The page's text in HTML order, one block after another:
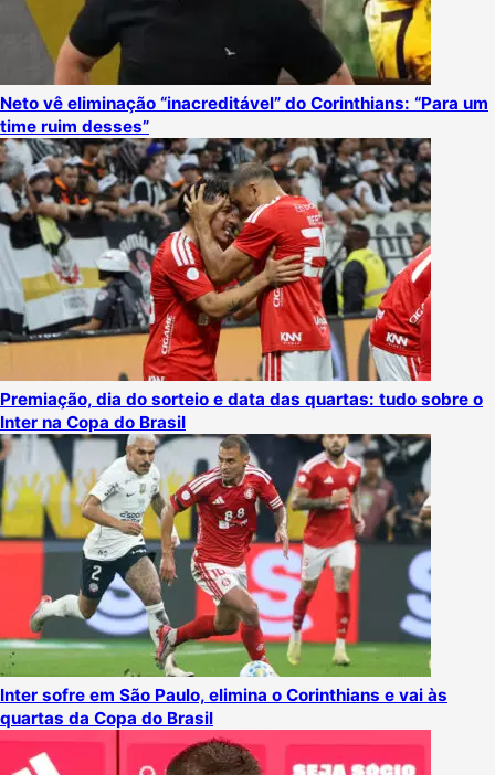
Neto vê eliminação “inacreditável” do Corinthians: “Para um
time ruim desses”
Premiação, dia do sorteio e data das quartas: tudo sobre o
Inter na Copa do Brasil
Inter sofre em São Paulo, elimina o Corinthians e vai às
quartas da Copa do Brasil